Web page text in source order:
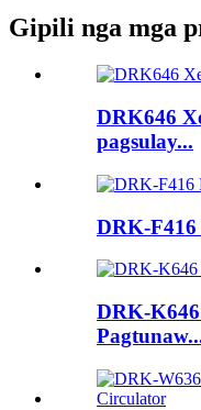
Gipili nga mga
DRK646
pagsulay...
DRK-F416
DRK-